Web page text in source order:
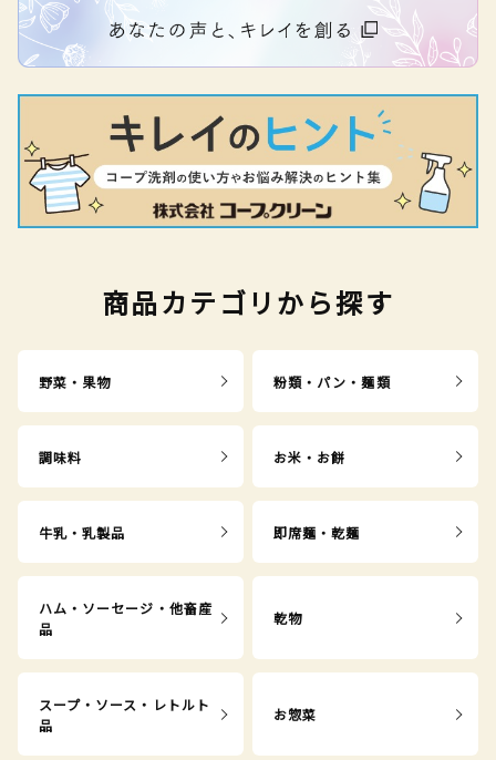
商品カテゴリから探す
野菜・果物 粉類・パン・麺類
調味料 お米・お餅
牛乳・乳製品 即席麺・乾麺
ハム・ソーセージ・他畜産
品
乾物
スープ・ソース・レトルト
品
お惣菜